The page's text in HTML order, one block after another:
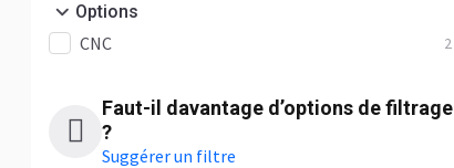
Options
CNC 2
Faut-il davantage d’options de filtrage
?
Suggérer un filtre